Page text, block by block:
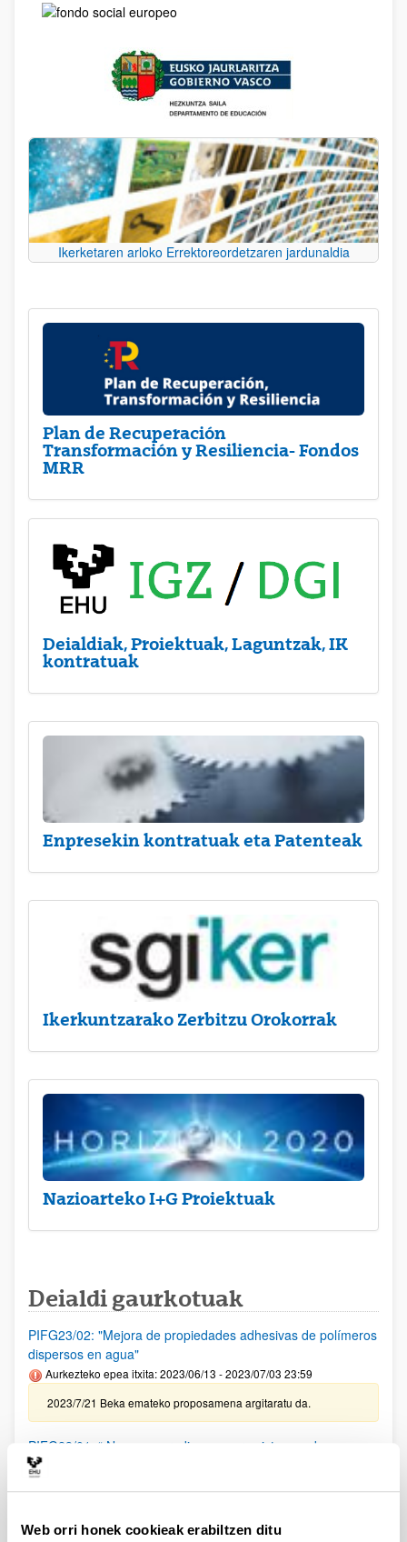
Web orri honek cookieak erabiltzen ditu
Ikerketaren arloko Errektoreordetzaren jardunaldia
Plan de Recuperación
Transformación y Resiliencia- Fondos
MRR
Deialdiak, Proiektuak, Laguntzak, IK
kontratuak
Enpresekin kontratuak eta Patenteak
Ikerkuntzarako Zerbitzu Orokorrak
Nazioarteko I+G Proiektuak
Deialdi gaurkotuak
PIFG23/02: "Mejora de propiedades adhesivas de polímeros
dispersos en agua"
Aurkezteko epea itxita: 2023/06/13 - 2023/07/03 23:59
2023/7/21 Beka emateko proposamena argitaratu da.
PIFG23/01: “ Nuevos paradigmas para sistemas de
comunicación basados en herramientas de inteligencia
artificial”
2023/07/19 Beka emateko proposamena argitaratu da.